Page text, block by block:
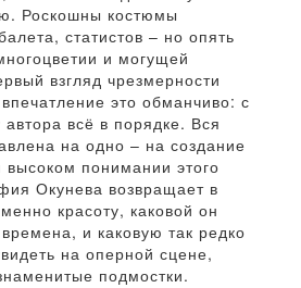
Роскошны костюмы
статистов – но опять
и могущей
взгляд чрезмерности
впечатление это обманчиво: с
всё в порядке. Вся
на одно – на создание
понимании этого
Окунева возвращает в
красоту, каковой он
и каковую так редко
на оперной сцене,
подмостки.